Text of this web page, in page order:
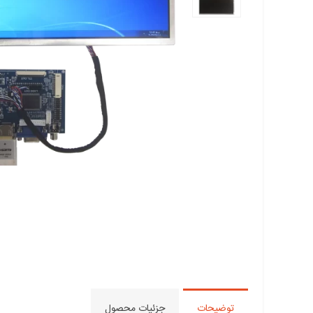
3,000,000 ریال
توضیحات جزئیات محصول